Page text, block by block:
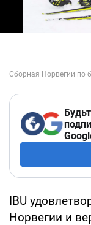
IBU
Норвегии и